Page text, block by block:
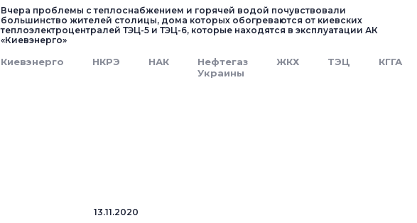
Вчера проблемы с теплоснабжением и горячей водой почувствовали
большинство жителей столицы, дома которых обогреваются от киевских
теплоэлектроцентралей ТЭЦ-5 и ТЭЦ-6, которые находятся в эксплуатации АК
«Киевэнерго»
Киевэнерго НКРЭ НАК
Нефтегаз
Украины
ЖКХ ТЭЦ КГГА
13.11.2020